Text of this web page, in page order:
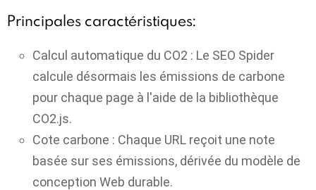
Principales caractéristiques:
Calcul automatique du CO2 : Le SEO Spider
calcule désormais les émissions de carbone
pour chaque page à l'aide de la bibliothèque
CO2.js.
Cote carbone : Chaque URL reçoit une note
basée sur ses émissions, dérivée du modèle de
conception Web durable.